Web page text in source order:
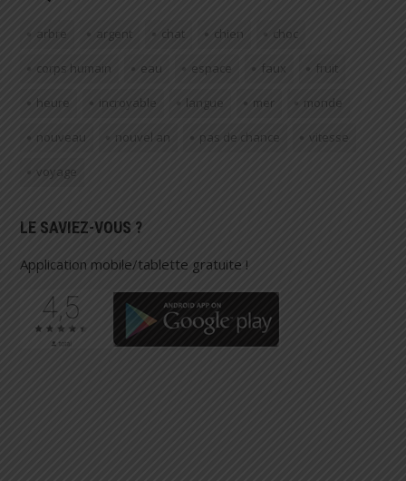
arbre argent chat chien choc
corps humain eau espace faux fruit
heure incroyable langue mer monde
nouveau nouvel an pas de chance vitesse
voyage
LE SAVIEZ-VOUS ?
Application mobile/tablette gratuite !